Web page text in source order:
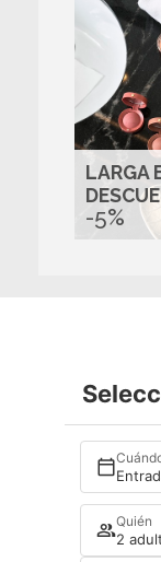
LARGA
-5%
Quién
2